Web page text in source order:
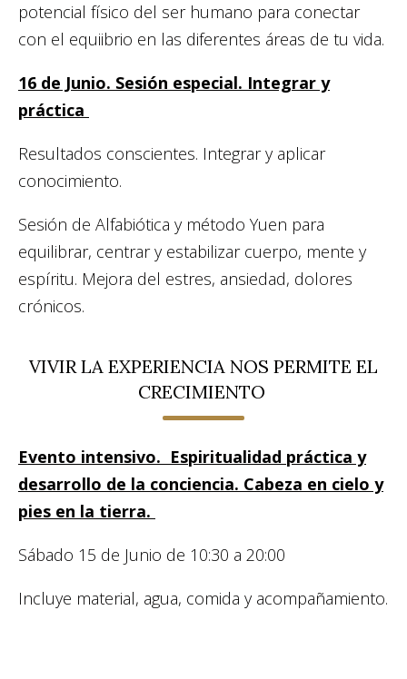
potencial físico del ser humano para conectar
con el equiibrio en las diferentes áreas de tu vida.
16 de Junio. Sesión especial. Integrar y
práctica
Resultados conscientes. Integrar y aplicar
conocimiento.
Sesión de Alfabiótica y método Yuen para
equilibrar, centrar y estabilizar cuerpo, mente y
espíritu. Mejora del estres, ansiedad, dolores
crónicos.
VIVIR LA EXPERIENCIA NOS PERMITE EL
CRECIMIENTO
Evento intensivo. Espiritualidad práctica y
desarrollo de la conciencia. Cabeza en cielo y
pies en la tierra.
Sábado 15 de Junio de 10:30 a 20:00
Incluye material, agua, comida y acompañamiento.